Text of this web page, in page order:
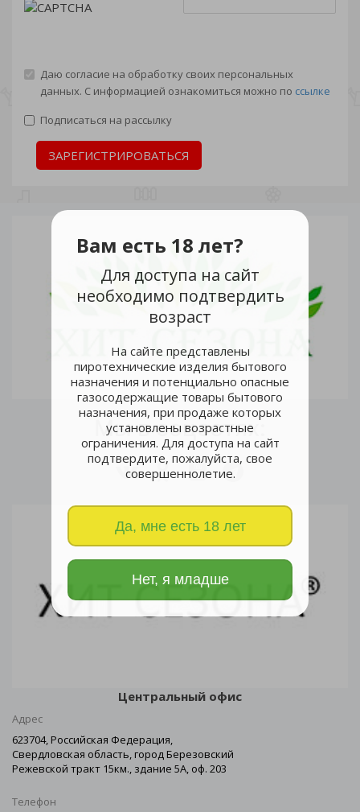
Вам есть 18 лет?
Для доступа на сайт
необходимо подтвердить
возраст
На сайте представлены
пиротехнические изделия бытового
назначения и потенциально опасные
газосодержащие товары бытового
назначения, при продаже которых
установлены возрастные
ограничения. Для доступа на сайт
подтвердите, пожалуйста, свое
совершеннолетие.
Да, мне есть 18 лет
Нет, я младше
Даю согласие на обработку своих персональных
данных. С информацией ознакомиться можно по ссылке
Подписаться на рассылку
ЗАРЕГИСТРИРОВАТЬСЯ
Мы в соцсетях:
Центральный офис
Адрес
623704, Российская Федерация,
Свердловская область, город Березовский
Режевской тракт 15км., здание 5А, оф. 203
Телефон